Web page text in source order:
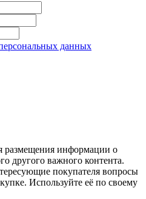
данных
размещения информации о
другого важного контента.
покупателя вопросы
Используйте её по своему